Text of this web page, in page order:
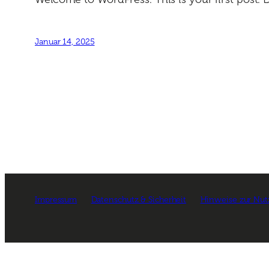
Januar 14, 2025
Impressum Datenschutz & Sicherheit Hinweise zur